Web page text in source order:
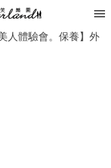
人體驗會。保養】外